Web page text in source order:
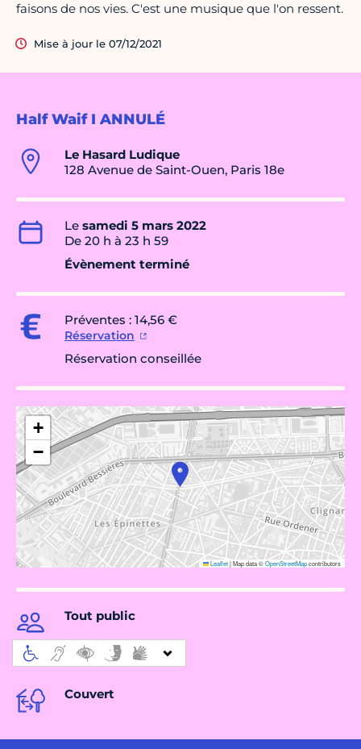
Half Waif I ANNULÉ
Le Hasard Ludique
128 Avenue de Saint-Ouen, Paris 18e
Le samedi 5 mars 2022
De 20 h à 23 h 59
Évènement terminé
Préventes : 14,56 €
Réservation
Réservation conseillée
+
−
Leaflet|Map data ©OpenStreetMapcontributors
Tout public
Couvert
faisons de nos vies. C'est une musique que l'on ressent.
Mise à jour le 07/12/2021